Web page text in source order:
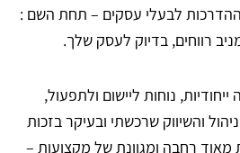
ההדרכות לבעלי עסקים – תחת השם :
רווחים, בדיוק לעסק שלך.
נוחות ליישום ולתפעול,
והשיווק שרכשתי ובעיקר בזכות
מאוד רחבה ומגוונת של מקצועות –